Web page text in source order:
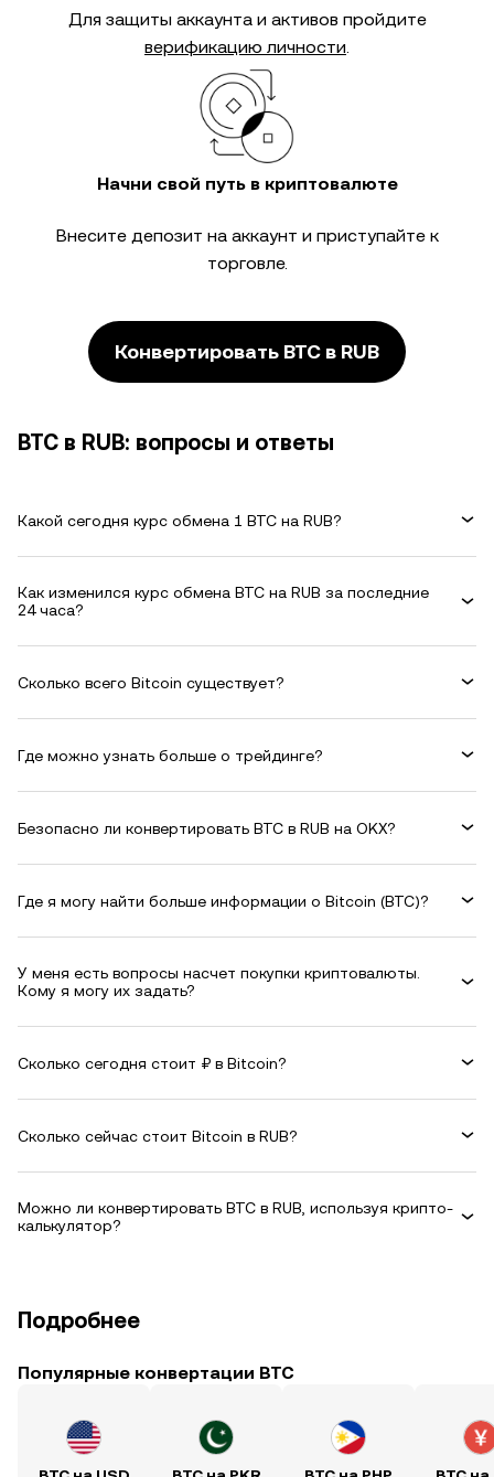
Для защиты аккаунта и активов пройдите
верификацию личности.
Начни свой путь в криптовалюте
Внесите депозит на аккаунт и приступайте к
торговле.
Конвертировать BTC в RUB
BTC в RUB: вопросы и ответы
Какой сегодня курс обмена 1 BTC на RUB?
Как изменился курс обмена BTC на RUB за последние
24 часа?
Сколько всего Bitcoin существует?
Где можно узнать больше о трейдинге?
Безопасно ли конвертировать BTC в RUB на OKX?
Где я могу найти больше информации о Bitcoin (BTC)?
У меня есть вопросы насчет покупки криптовалюты.
Кому я могу их задать?
Сколько сегодня стоит ₽ в Bitcoin?
Сколько сейчас стоит Bitcoin в RUB?
Можно ли конвертировать BTC в RUB, используя крипто-
калькулятор?
Подробнее
Популярные конвертации BTC